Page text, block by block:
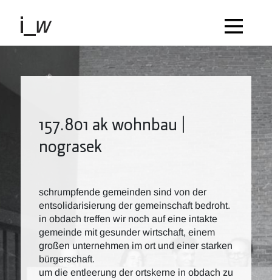
157.801 ak wohnbau |
nograsek
schrumpfende gemeinden sind von der
entsolidarisierung der gemeinschaft bedroht.
in obdach treffen wir noch auf eine intakte
gemeinde mit gesunder wirtschaft, einem
großen unternehmen im ort und einer starken
bürgerschaft.
um die entleerung der ortskerne in obdach zu